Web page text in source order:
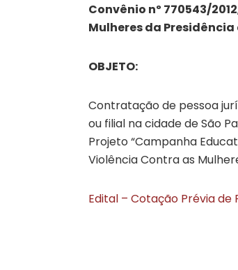
Convênio nº 770543/2012
Mulheres da
OBJETO:
Contratação de pessoa
ou filial na cidade de São
Projeto “Campanha
Violência Contra as
Edital – Cotação Prévia de